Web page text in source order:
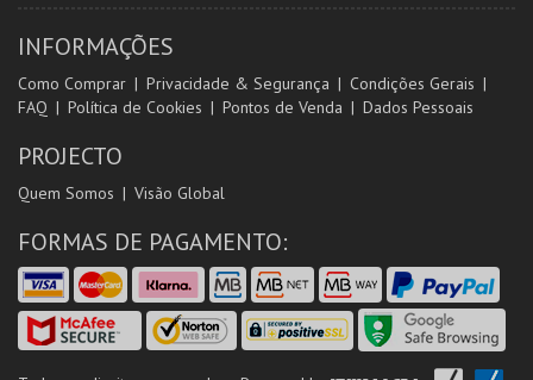
INFORMAÇÕES
Como Comprar Privacidade & Segurança
Condições Gerais
FAQ
Política de Cookies Pontos de Venda Dados Pessoais
PROJECTO
Quem Somos Visão Global
FORMAS DE PAGAMENTO: